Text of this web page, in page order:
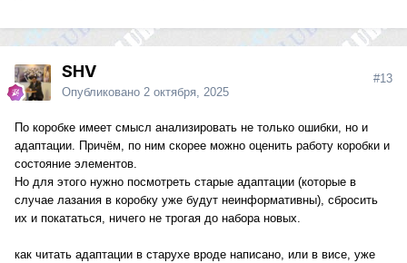
SHV
Опубликовано 2 октября, 2025
#13
По коробке имеет смысл анализировать не только ошибки, но и
адаптации. Причём, по ним скорее можно оценить работу коробки и
состояние элементов.
Но для этого нужно посмотреть старые адаптации (которые в
случае лазания в коробку уже будут неинформативны), сбросить
их и покататься, ничего не трогая до набора новых.
как читать адаптации в старухе вроде написано, или в висе, уже